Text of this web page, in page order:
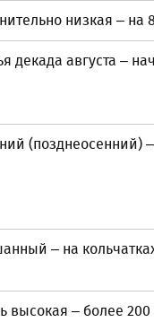
низкая – на
декада августа –
(позднеосенний)
– на
высокая – более 200